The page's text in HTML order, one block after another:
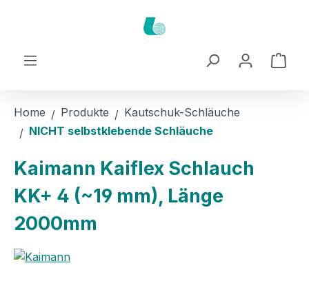
Home Produkte
Kautschuk-Schläuche
NICHT selbstklebende Schläuche
Kaimann Kaiflex Schlauch
KK+ 4 (~19 mm), Länge
2000mm